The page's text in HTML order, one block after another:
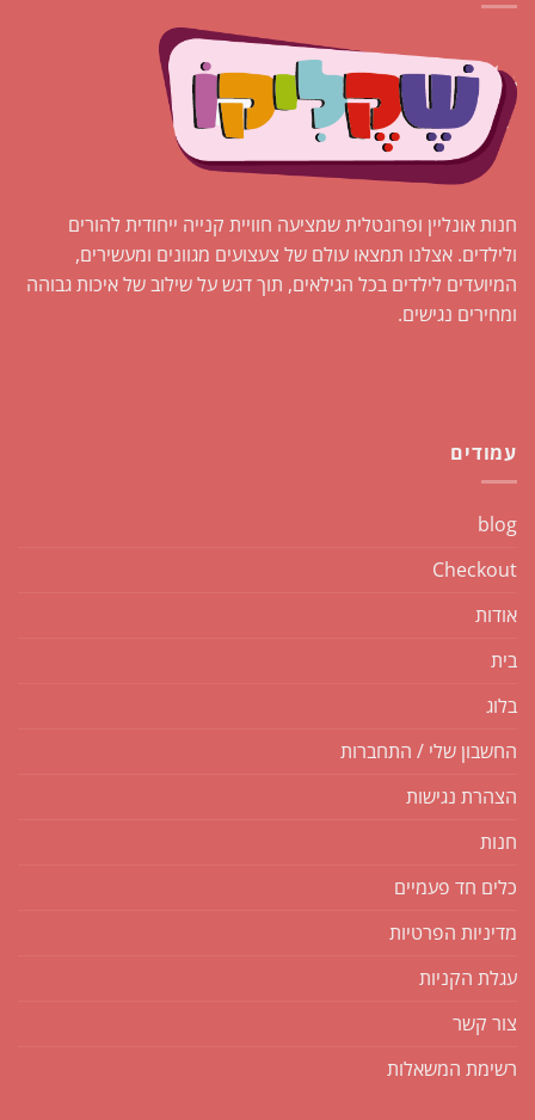
חנות אונליין ופרונטלית שמציעה חוויית קנייה ייחודית להורים
ולילדים. אצלנו תמצאו עולם של צעצועים מגוונים ומעשירים,
המיועדים לילדים בכל הגילאים, תוך דגש על שילוב של איכות גבוהה
ומחירים נגישים.
עמודים
blog
Checkout
אודות
בית
בלוג
החשבון שלי / התחברות
הצהרת נגישות
חנות
כלים חד פעמיים
מדיניות הפרטיות
עגלת הקניות
צור קשר
רשימת המשאלות